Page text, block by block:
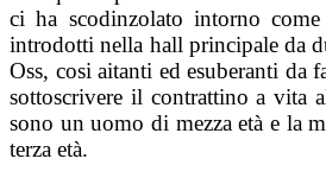
ci ha scodinzolato intorno
introdotti nella hall principale da
Oss, cosi aitanti ed esuberanti da
sottoscrivere il contrattino a vita
sono un uomo di mezza età e la
terza età.